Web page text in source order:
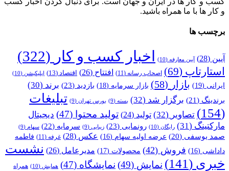
و کار ها با ما همراه باشید.
برچسب ها
آیین (28) آیین معارفه (10) اخبار کسب و کار (322)
استارتاپ (69) اصحاب رسانه (11) افتتاح (26) اقتصاد (13) اپلیکیشن (10)
ایرانی (19) بازار (58) بازار سرمایه (18) بازدید (23) برند (30)
برندینگ (21) برگزار شد (32) بسته (9) بورس تهران (9)
تبلیغات
(154)
تصاویر (32) تولید (24) تولید محتوا (47)
دیجیتال
مارکتینگ (31) رایگان (10) رونمایی (23) زیبایی (9) سرمایه (22) سهام (9)
صمد یوسفی (20) عرضه اولیه سهام (16) عکس (28) غرفه (11)
فاطمه
داداشی (16) فروش (42) محصولات (17) مدیرعامل (26)
نشست
خبری (141) نمایش (49) نمایشگاه (47) همایش (10) همراه